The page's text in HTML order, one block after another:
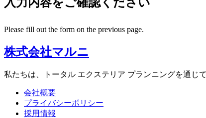
Please fill out the form on the previous page.
株式会社マルニ
私たちは、トータル エクステリア プランニングを通じ
会社概要
プライバシーポリシー
採用情報